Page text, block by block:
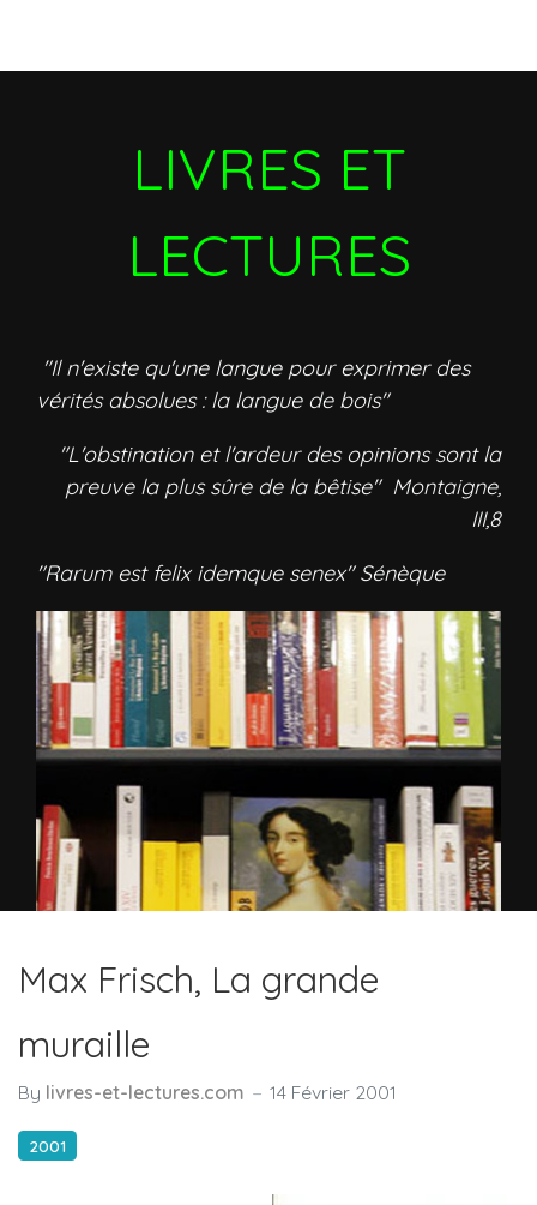
LIVRES ET
LECTURES
"Il n'existe qu'une langue pour exprimer des
vérités absolues : la langue de bois"
"L'obstination et l'ardeur des opinions sont la
preuve la plus sûre de la bêtise" Montaigne,
III,8
"Rarum est felix idemque senex" Sénèque
Max Frisch, La grande
muraille
By livres-et-lectures.com 14 Février 2001
2001